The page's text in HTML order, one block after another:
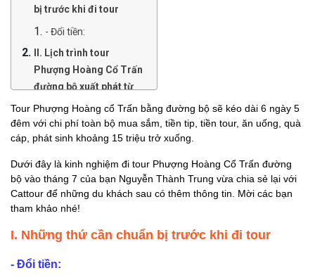
bị trước khi đi tour
- Đổi tiền:
II. Lịch trình tour
Phượng Hoàng Cổ Trấn
đường bộ xuất phát từ
Hà Nội
Ngày 1:
Ngày 2: Trương Gia
Giới - Thiên Môn
Sơn - Vũ Lăng
Nguyên
Trấn - Phượng
Tour Phượng Hoàng cổ Trấn bằng đường bộ sẽ kéo dài 6 ngày 5
đêm với chi phí toàn bộ mua sắm, tiền tip, tiền tour, ăn uống, quà
cáp, phát sinh khoảng 15 triệu trở xuống.
Dưới đây là kinh nghiệm đi tour Phượng Hoàng Cổ Trấn đường
bộ vào tháng 7 của bạn Nguyễn Thành Trung vừa chia sẻ lại với
Cattour để những du khách sau có thêm thông tin. Mời các bạn
tham khảo nhé!
I. Những thứ cần chuẩn bị trước khi đi tour
- Đổi tiền: